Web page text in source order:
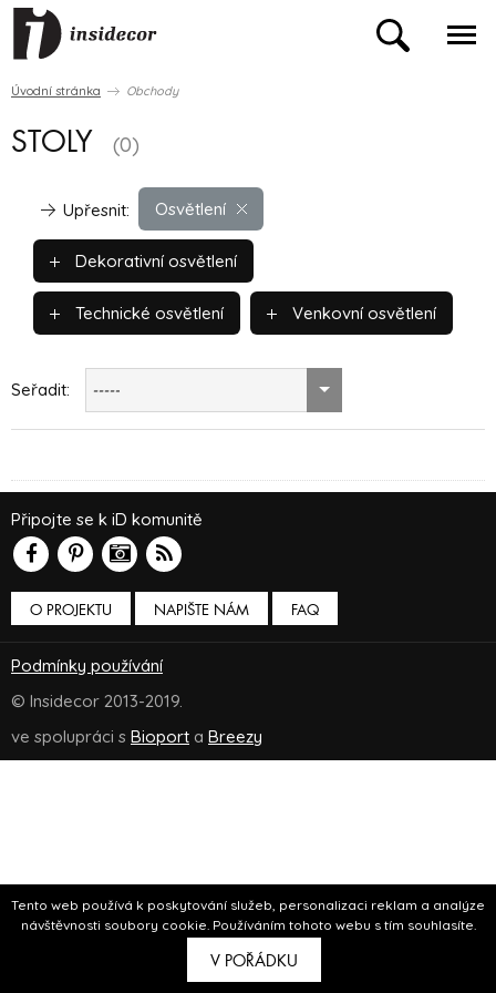
Tento web používá k poskytování služeb, personalizaci reklam a analýze
návštěvnosti soubory cookie. Používáním tohoto webu s tím souhlasíte.
V POŘÁDKU
Úvodní stránka Obchody
STOLY (0)
Osvětlení
Upřesnit:
Dekorativní osvětlení
Technické osvětlení Venkovní osvětlení
Seřadit: -----
O PROJEKTU NAPIŠTE NÁM
Připojte se k iD komunitě
FAQ
Podmínky používání
© Insidecor 2013-2019.
ve spolupráci s Bioport a Breezy